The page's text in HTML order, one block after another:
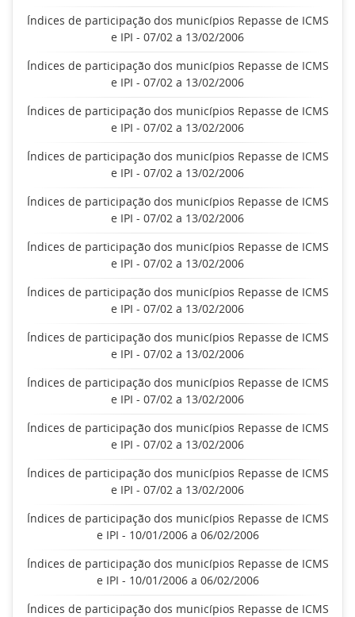
Índices de participação dos municípios Repasse de ICMS
e IPI - 07/02 a 13/02/2006
Índices de participação dos municípios Repasse de ICMS
e IPI - 07/02 a 13/02/2006
Índices de participação dos municípios Repasse de ICMS
e IPI - 07/02 a 13/02/2006
Índices de participação dos municípios Repasse de ICMS
e IPI - 07/02 a 13/02/2006
Índices de participação dos municípios Repasse de ICMS
e IPI - 07/02 a 13/02/2006
Índices de participação dos municípios Repasse de ICMS
e IPI - 07/02 a 13/02/2006
Índices de participação dos municípios Repasse de ICMS
e IPI - 07/02 a 13/02/2006
Índices de participação dos municípios Repasse de ICMS
e IPI - 07/02 a 13/02/2006
Índices de participação dos municípios Repasse de ICMS
e IPI - 07/02 a 13/02/2006
Índices de participação dos municípios Repasse de ICMS
e IPI - 07/02 a 13/02/2006
Índices de participação dos municípios Repasse de ICMS
e IPI - 07/02 a 13/02/2006
Índices de participação dos municípios Repasse de ICMS
e IPI - 10/01/2006 a 06/02/2006
Índices de participação dos municípios Repasse de ICMS
e IPI - 10/01/2006 a 06/02/2006
Índices de participação dos municípios Repasse de ICMS